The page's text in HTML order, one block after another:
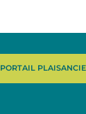
PORTAIL